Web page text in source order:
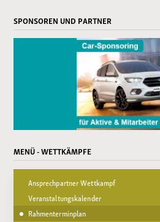
SPONSOREN UND PARTNER
MENÜ - WETTKÄMPFE
Ansprechpartner Wettkampf
Veranstaltungskalender
Rahmenterminplan